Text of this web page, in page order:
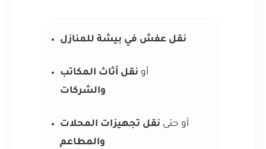
نقل عفش في بيشة للمنازل
أو نقل أثاث المكاتب
والشركات
أو حتى نقل تجهيزات المحلات
والمطاعم